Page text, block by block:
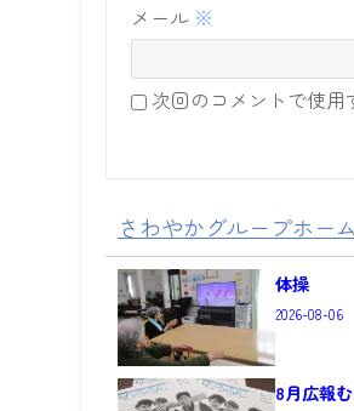
メール ※
次回のコメントで使用
さわやかグループホー
体操
2026-08-06
8月広報